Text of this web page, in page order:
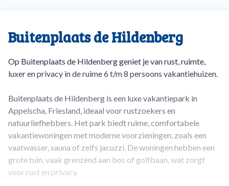
Buitenplaats de Hildenberg
Op Buitenplaats de Hildenberg geniet je van rust, ruimte,
luxer en privacy in de ruime 6 t/m 8 persoons vakantiehuizen.
Buitenplaats de Hildenberg is een luxe vakantiepark in
Appelscha, Friesland, ideaal voor rustzoekers en
natuurliefhebbers. Het park biedt ruime, comfortabele
vakantiewoningen met moderne voorzieningen, zoals een
vaatwasser, sauna of zelfs jacuzzi. De woningen hebben een
grote tuin, vaak grenzend aan bos of golfbaan, wat zorgt
voor rust en privacy.